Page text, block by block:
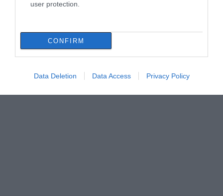
user protection.
CONFIRM
Data Deletion Data Access Privacy Policy